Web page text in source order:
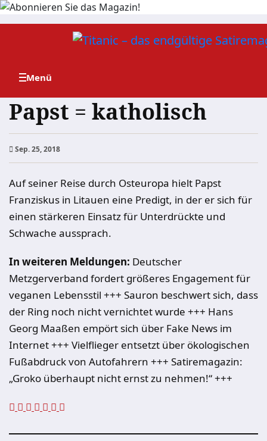
Zum
Papst = katholisch
Sep. 25, 2018
Auf seiner Reise durch Osteuropa hielt Papst
Franziskus in Litauen eine Predigt, in der er sich für
einen stärkeren Einsatz für Unterdrückte und
Schwache aussprach.
In weiteren Meldungen: Deutscher
Metzgerverband fordert größeres Engagement für
veganen Lebensstil +++ Sauron beschwert sich, dass
der Ring noch nicht vernichtet wurde +++ Hans
Georg Maaßen empört sich über Fake News im
Internet +++ Vielflieger entsetzt über ökologischen
Fußabdruck von Autofahrern +++ Satiremagazin:
„Groko überhaupt nicht ernst zu nehmen!“ +++